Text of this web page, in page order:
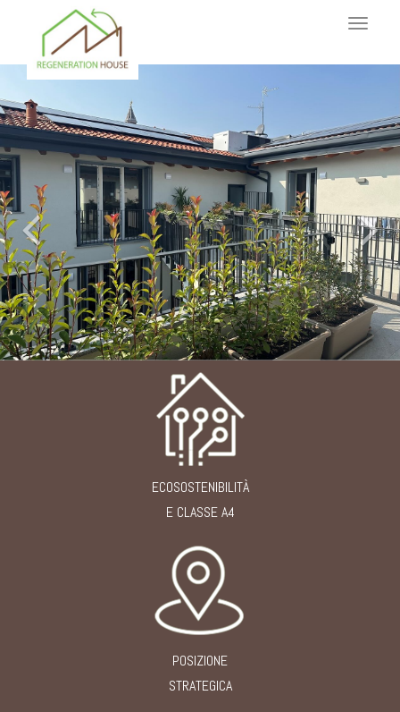
Previous
ECOSOSTENIBILITÀ
E CLASSE A4
POSIZIONE
STRATEGICA